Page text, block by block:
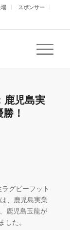
スポンサー
児島実
！
グビーフット
、鹿児島実業
鹿児島玉龍が
た。